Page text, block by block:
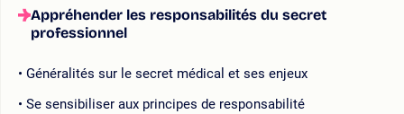
Appréhender les responsabilités du secret
professionnel
Généralités sur le secret médical et ses enjeux
Se sensibiliser aux principes de responsabilité